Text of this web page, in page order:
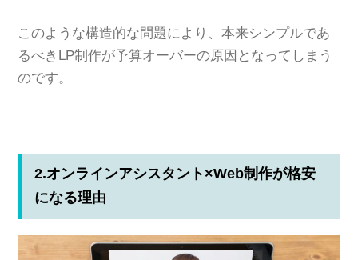
このような構造的な問題により、本来シンプルであ
るべきLP制作が予算オーバーの原因となってしまう
のです。
2.オンラインアシスタント×Web制作が格安
になる理由